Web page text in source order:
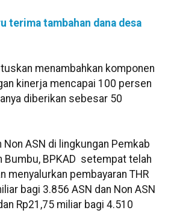
terima tambahan dana desa
menambahkan komponen
kinerja mencapai 100 persen
diberikan sebesar 50
Non ASN di lingkungan Pemkab
Bumbu, BPKAD setempat telah
menyalurkan pembayaran THR
bagi 3.856 ASN dan Non ASN
Rp21,75 miliar bagi 4.510